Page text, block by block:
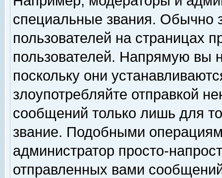
специальные звания. Обычно
пользователей на страницах
пользователей. Напрямую вы
поскольку они
злоупотребляйте отправкой
сообщений только лишь для
звание. Подобными
администратор просто-
отправленных вами